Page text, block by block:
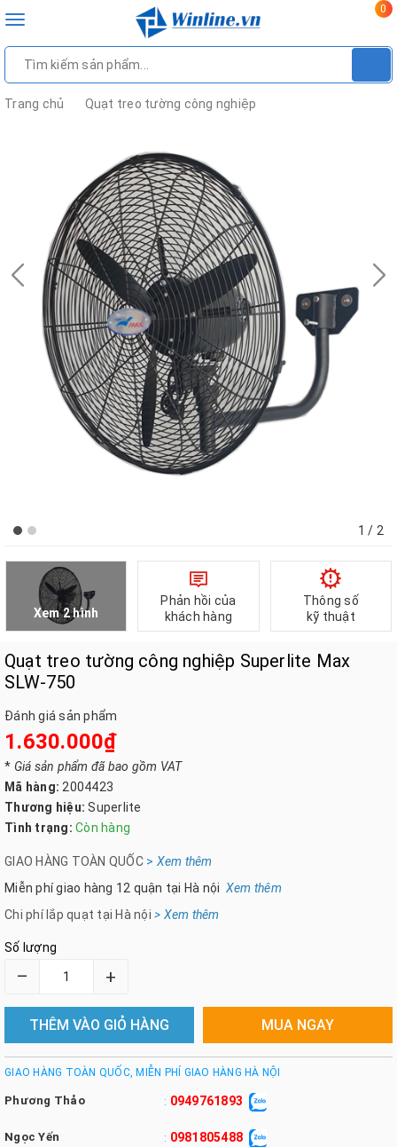
Toggle
0
Trang chủ Quạt treo tường công nghiệp
1 / 2
Xem 2 hình
Phản hồi của
khách hàng
Thông số
kỹ thuật
Quạt treo tường công nghiệp Superlite Max
SLW-750
Đánh giá sản phẩm
1.630.000₫
* Giá sản phẩm đã bao gồm VAT
Mã hàng: 2004423
Thương hiệu: Superlite
Tình trạng: Còn hàng
GIAO HÀNG TOÀN QUỐC > Xem thêm
Miễn phí giao hàng 12 quận tại Hà nội Xem thêm
Chi phí lắp quạt tại Hà nội > Xem thêm
Số lượng
– +
THÊM VÀO GIỎ HÀNG MUA NGAY
GIAO HÀNG TOÀN QUỐC, MIỄN PHÍ GIAO HÀNG HÀ NỘI
Phương Thảo : 0949761893
Ngọc Yến : 0981805488